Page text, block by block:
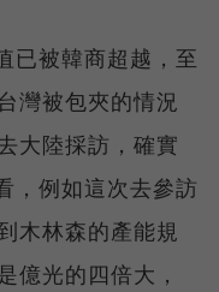
已被韓商超越，至
灣被包夾的情況
大陸採訪，確實
，例如這次去參訪
木林森的產能規
億光的四倍大，